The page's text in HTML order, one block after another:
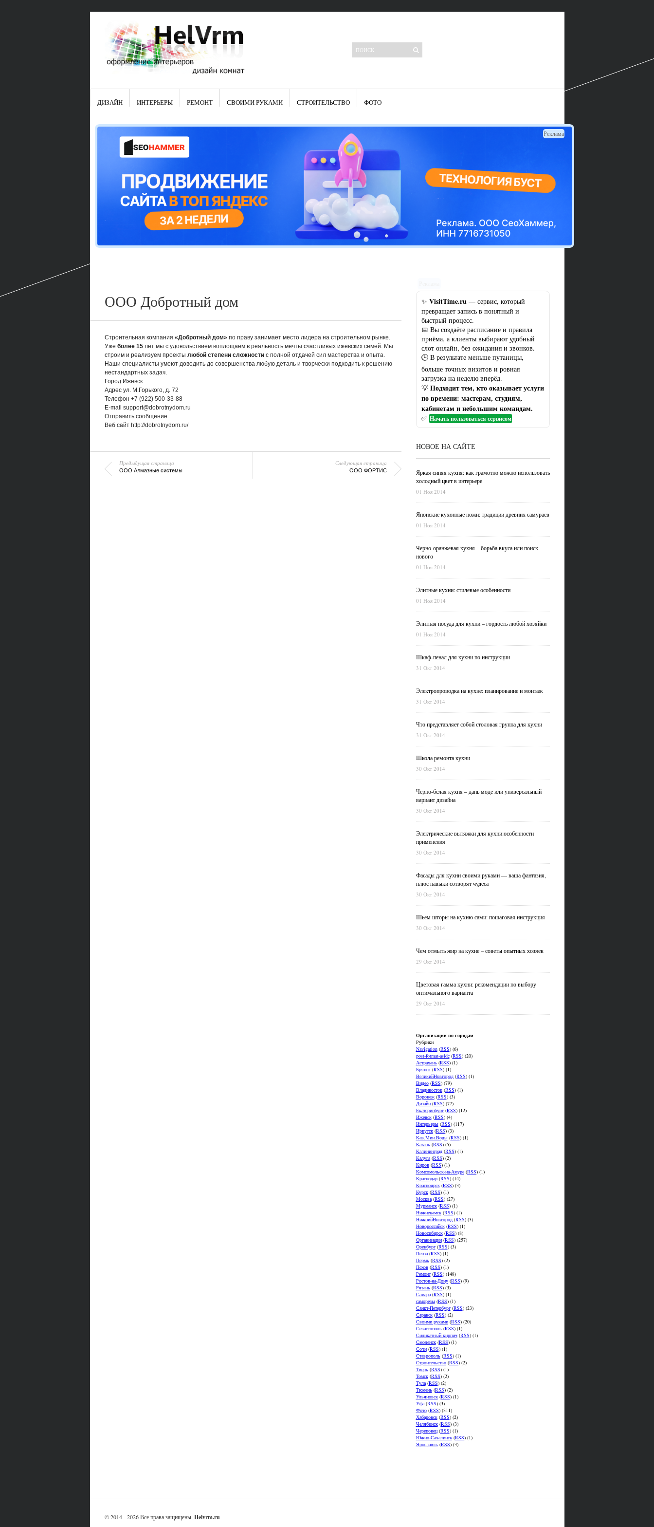
Свежие записи
Японские кухонные ножи: традиции древних самураев
Элитные кухни: стилевые особенности
Элитная посуда для кухни – гордость любой хозяйки
Шкаф-пенал для кухни по инструкции
Электропроводка на кухне: планирование и монтаж
Что представляет собой столовая группа для кухни
Школа ремонта кухни
Черно-белая кухня – дань моде или универсальный вариант дизайна
Электрические вытяжки для кухни:особенности применения
Фасады для кухни своими руками — ваша фантазия, плюс навыки
сотворят чудеса
Шьем шторы на кухню сами: пошаговая инструкция
Чем отмыть жир на кухне – советы опытных хозяек
Цветовая гамма кухни: рекомендации по выбору оптимального
ДИЗАЙН ИНТЕРЬЕРЫ РЕМОНТ СВОИМИ РУКАМИ СТРОИТЕЛЬСТВО ФОТО
Реклама
ООО Добротный дом
Строительная компания «Добротный дом» по праву занимает место лидера на строительном рынке.
Уже более 15лет мы с удовольствием воплощаем в реальность мечты счастливых ижевских семей. Мы
строим и реализуем проекты любой степени сложностис полной отдачей сил мастерства и опыта.
Наши специалисты умеют доводить до совершенства любую деталь и творчески подходить к решению
нестандартных задач.
Город Ижевск
Адресул. М.Горького, д. 72
Телефон +7 (922) 500-33-88
E-mail support@dobrotnydom.ru
Отправить сообщение
Веб сайтhttp://dobrotnydom.ru/
Предыдущая страница
ООО Алмазные системы
Следующая страница
ООО ФОРТИС
✨ VisitTime.ru — сервис, который
превращает запись в понятный и
быстрый процесс.
📅 Вы создаёте расписание и правила
приёма, а клиенты выбирают удобный
слот онлайн, без ожидания и звонков.
🕒 В результате меньше путаницы,
больше точных визитов и ровная
загрузка на неделю вперёд.
💡 Подходит тем, кто оказывает услуги
по времени: мастерам, студиям,
кабинетам и небольшим командам.
✅ Начать пользоваться сервисом
НОВОЕ НА САЙТЕ
Яркая синяя кухня: как грамотно можно использовать
холодный цвет в интерьере
01 Ноя 2014
Японские кухонные ножи: традиции древних самураев
01 Ноя 2014
Черно-оранжевая кухня – борьба вкуса или поиск
нового
01 Ноя 2014
Элитные кухни: стилевые особенности
01 Ноя 2014
Элитная посуда для кухни – гордость любой хозяйки
01 Ноя 2014
Шкаф-пенал для кухни по инструкции
31 Окт 2014
Электропроводка на кухне: планирование и монтаж
31 Окт 2014
Что представляет собой столовая группа для кухни
31 Окт 2014
Школа ремонта кухни
30 Окт 2014
Черно-белая кухня – дань моде или универсальный
вариант дизайна
30 Окт 2014
Электрические вытяжки для кухни:особенности
применения
30 Окт 2014
Фасады для кухни своими руками — ваша фантазия,
плюс навыки сотворят чудеса
30 Окт 2014
Шьем шторы на кухню сами: пошаговая инструкция
30 Окт 2014
Чем отмыть жир на кухне – советы опытных хозяек
29 Окт 2014
Цветовая гамма кухни: рекомендации по выбору
оптимального варианта
29 Окт 2014
Организации по городам
Рубрики
Navigation(RSS) (6)
post-format-aside(RSS) (20)
Астрахань(RSS) (1)
Брянск(RSS) (1)
ВеликийНовгород(RSS) (1)
Видео(RSS) (79)
Владивосток(RSS) (1)
Воронеж(RSS) (3)
Дизайн(RSS) (77)
Екатеринбург(RSS) (12)
Ижевск(RSS) (4)
Интерьеры(RSS) (117)
Иркутск(RSS) (3)
Кав.Мин.Воды(RSS) (1)
Казань(RSS) (5)
Калининград(RSS) (1)
Калуга(RSS) (2)
Киров(RSS) (1)
Комсомольск-на-Амуре(RSS) (1)
Краснодар(RSS) (14)
Красноярск(RSS) (3)
Курск(RSS) (1)
Москва(RSS) (27)
Мурманск(RSS) (1)
Нижнекамск(RSS) (1)
НижнийНовгород(RSS) (3)
Новороссийск(RSS) (1)
Новосибирск(RSS) (8)
Организации(RSS) (257)
Оренбург(RSS) (3)
Пенза(RSS) (1)
Пермь(RSS) (2)
Псков(RSS) (1)
Ремонт(RSS) (148)
Ростов-на-Дону(RSS) (9)
Рязань(RSS) (3)
Самара(RSS) (1)
саморезы(RSS) (1)
Санкт-Петербург(RSS) (23)
Саранск(RSS) (2)
Своими руками(RSS) (20)
Севастополь(RSS) (1)
Силикатный кирпич(RSS) (1)
Смоленск(RSS) (1)
Сочи(RSS) (1)
Ставрополь(RSS) (1)
Строительство(RSS) (2)
Тверь(RSS) (1)
Томск(RSS) (2)
Тула(RSS) (2)
Тюмень(RSS) (2)
Ульяновск(RSS) (1)
Уфа(RSS) (3)
Фото(RSS) (311)
Хабаровск(RSS) (2)
Челябинск(RSS) (3)
Череповец(RSS) (1)
Южно-Сахалинск(RSS) (1)
Ярославль(RSS) (3)
© 2014 - 2026 Все права защищены. Helvrm.ru